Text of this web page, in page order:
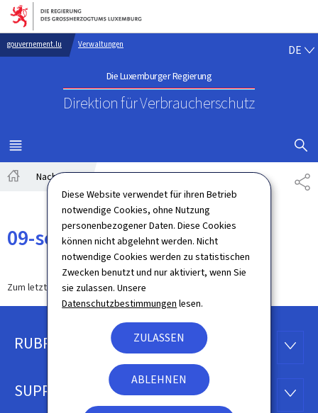
Diese Website verwendet für ihren Betrieb
notwendige Cookies, ohne Nutzung
personenbezogener Daten. Diese Cookies
können nicht abgelehnt werden. Nicht
notwendige Cookies werden zu statistischen
Zwecken benutzt und nur aktiviert, wenn Sie
sie zulassen. Unsere
Datenschutzbestimmungen lesen.
ZULASSEN
ABLEHNEN
Zur Hauptnavigation
Zum Inhalt
gouvernement.lu Verwaltungen
Die Luxemburger Regierung
Direktion für Verbraucherschutz
DE
MENÜ
HAUPT-
Startseite
Nachrichten 09-septembre
09-septembre
Zum letzten Mal aktualisiert am30.09.2024
Footer
RUBRIKEN
SUPPORT